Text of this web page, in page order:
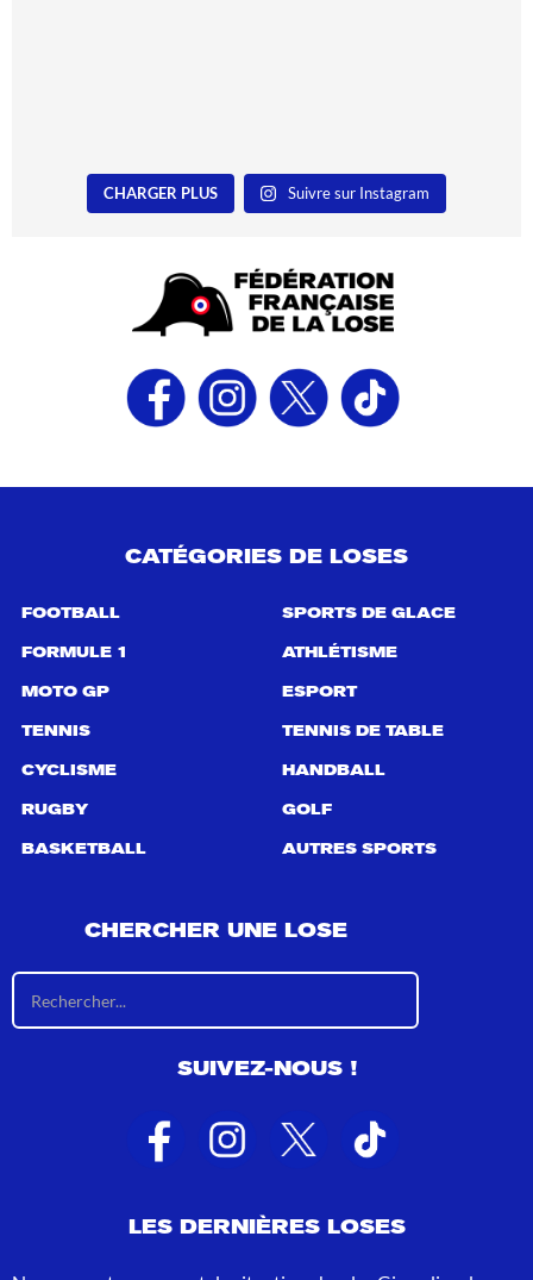
CHARGER PLUS Suivre sur Instagram
CATÉGORIES DE LOSES
FOOTBALL
FORMULE 1
MOTO GP
TENNIS
CYCLISME
RUGBY
BASKETBALL
SPORTS DE GLACE
ATHLÉTISME
ESPORT
TENNIS DE TABLE
HANDBALL
GOLF
AUTRES SPORTS
CHERCHER UNE LOSE
s
l
t
s
r
c
SUIVEZ-NOUS !
LES DERNIÈRES LOSES